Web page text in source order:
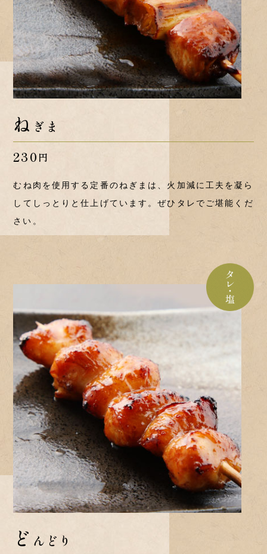
ね ぎま
230 円
むね肉を使用する定番のねぎまは、火加減に工夫を凝ら
してしっとりと仕上げています。ぜひタレでご堪能くだ
さい。
ど んどり